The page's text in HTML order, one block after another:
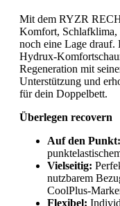
Mit dem RYZR
Komfort, Schlafklima,
noch eine Lage drauf.
Hydrux-
Regeneration mit
Unterstützung und
für dein Doppelbett.
Überlegen recovern
Auf den Punkt:
Vielseitig:
nutzbarem
CoolPlus-
Flexibel: